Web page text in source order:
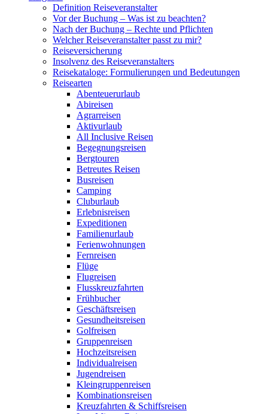
Definition Reiseveranstalter
Vor der Buchung – Was ist zu beachten?
Nach der Buchung – Rechte und Pflichten
Welcher Reiseveranstalter passt zu mir?
Reiseversicherung
Insolvenz des Reiseveranstalters
Reisekataloge: Formulierungen und Bedeutungen
Reisearten
Abenteuerurlaub
Abireisen
Agrarreisen
Aktivurlaub
All Inclusive Reisen
Begegnungsreisen
Bergtouren
Betreutes Reisen
Busreisen
Camping
Cluburlaub
Erlebnisreisen
Expeditionen
Familienurlaub
Ferienwohnungen
Fernreisen
Flüge
Flugreisen
Flusskreuzfahrten
Frühbucher
Geschäftsreisen
Gesundheitsreisen
Golfreisen
Gruppenreisen
Hochzeitsreisen
Individualreisen
Jugendreisen
Kleingruppenreisen
Kombinationsreisen
Kreuzfahrten & Schiffsreisen